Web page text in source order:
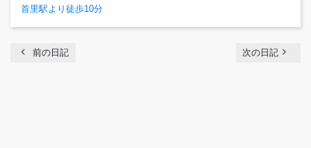
首里駅より徒歩10分
chevron_left 前の日記 次の日記 navigate_next